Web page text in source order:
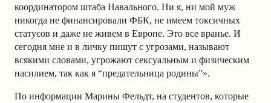
координатором штаба Навального. Ни я, ни мой муж
никогда не финансировали ФБК, не имеем токсичных
статусов и даже не живем в Европе. Это все вранье. И
сегодня мне и в личку пишут с угрозами, называют
всякими словами, угрожают сексуальным и физическим
насилием, так как я “предательница родины”».
По информации Марины Фельдт, на студентов, которые